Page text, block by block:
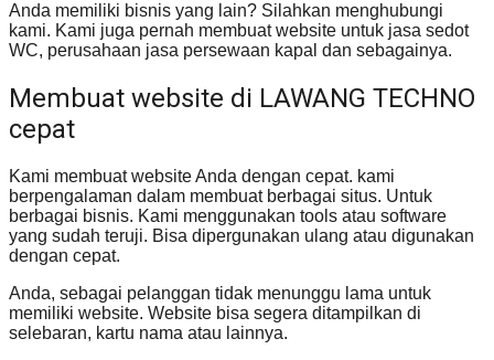
Anda memiliki bisnis yang lain? Silahkan menghubungi
kami. Kami juga pernah membuat website untuk jasa sedot
WC, perusahaan jasa persewaan kapal dan sebagainya.
Membuat website di LAWANG TECHNO
cepat
Kami membuat website Anda dengan cepat. kami
berpengalaman dalam membuat berbagai situs. Untuk
berbagai bisnis. Kami menggunakan tools atau software
yang sudah teruji. Bisa dipergunakan ulang atau digunakan
dengan cepat.
Anda, sebagai pelanggan tidak menunggu lama untuk
memiliki website. Website bisa segera ditampilkan di
selebaran, kartu nama atau lainnya.